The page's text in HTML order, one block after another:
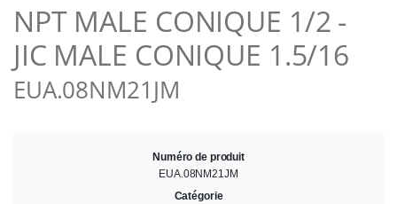
NPT MALE CONIQUE 1/2 -
JIC MALE CONIQUE 1.5/16
EUA.08NM21JM
Numéro de produit
EUA.08NM21JM
Catégorie